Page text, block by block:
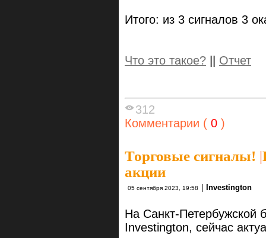
Итого: из 3 сигналов 3
Что это такое? Отчет
312
Комментарии ( 0 )
Торговые сигналы! |
акции
05 сентября 2023, 19:58 | Investington
На Санкт-Петербужской
Investington, сейчас